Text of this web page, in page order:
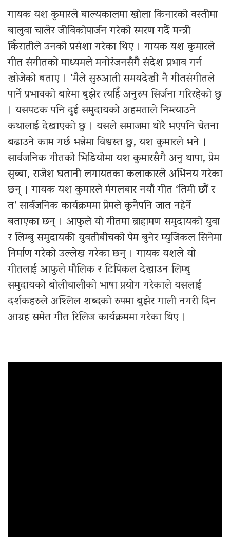
गायक यश कुमारले बाल्यकालमा खोला किनारको वस्तीमा
बालुवा चालेर जीविकोपार्जन गरेको स्मरण गर्दै मन्त्री
किँरातीले उनको प्रसंशा गरेका थिए । गायक यश कुमारले
गीत संगीतको माध्यमले मनोरंजनसँगै संदेश प्रभाव गर्न
खोजेको बताए । ‘मैले सुरुआती समयदेखी नै गीतसंगीतले
पार्ने प्रभावको बारेमा बुझेर त्यहिँ अनुरुप सिर्जना गरिरहेको छु
। यसपटक पनि दुई समुदायको अहमताले निम्त्याउने
कथालाई देखाएको छु । यसले समाजमा थोरै भएपनि चेतना
बढाउने काम गर्छ भन्नेमा विश्वस्त छुु, यश कुमारले भने ।
सार्वजनिक गीतको भिडियोमा यश कुमारसँगै अनु थापा, प्रेम
सुब्बा, राजेश घतानी लगायतका कलाकारले अभिनय गरेका
छन् । गायक यश कुमारले मंगलबार नयाँ गीत ‘तिमी छौं र
त’ सार्वजनिक कार्यक्रममा प्रेमले कुनैपनि जात नहेर्ने
बताएका छन् । आफुले यो गीतमा ब्राहामण समुदायको युवा
र लिम्बु समुदायकी युवतीबीचको पेम बुनेर म्युजिकल सिनेमा
निर्माण गरेको उल्लेख गरेका छन् । गायक यशले यो
गीतलाई आफुले मौलिक र टिपिकल देखाउन लिम्बु
समुदायको बोलीचालीको भाषा प्रयोग गरेकाले यसलाई
दर्शकहरुले अश्लिल शब्दको रुपमा बुझेर गाली नगरी दिन
आग्रह समेत गीत रिलिज कार्यक्रममा गरेका थिए ।